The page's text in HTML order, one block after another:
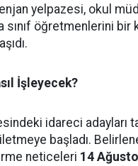
yelpazesi, okul
sınıf öğretmenlerini bir
İşleyecek?
idareci adayları
başladı.
neticeleri 14